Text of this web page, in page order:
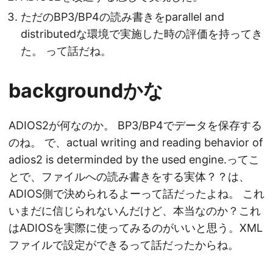
ただのBP3/BP4の読み書きをparallel and
distributedな環境で実施した時の評価を持ってき
た。 って話だね。
backgroundかな
ADIOS2が何なのか。 BP3/BP4でデータを保存する
のね。 で、actual writing and reading behavior of
adios2 is determinded by the used engine.ってこ
とで、ファイルへの読み書きをする実体？？は、
ADIOS側で決められるよーって話だったよね。 これ
いまだに信じられないんだけど、本当なのか？これ
はADIOSを実際に使ってみるのがいいと思う。XML
ファイルで設定ができるって話だったからね。